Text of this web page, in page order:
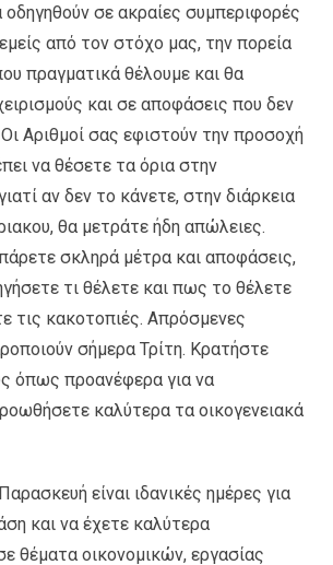
σε ακραίες συμπεριφορές
από τον στόχο μας, την πορεία
πραγματικά θέλουμε και θα
και σε αποφάσεις που δεν
Αριθμοί σας εφιστούν την προσοχή
να θέσετε τα όρια στην
αν δεν το κάνετε, στην διάρκεια
θα μετράτε ήδη απώλειες.
σκληρά μέτρα και αποφάσεις,
τι θέλετε και πως το θέλετε
τις κακοτοπιές. Απρόσμενες
σήμερα Τρίτη. Κρατήστε
όπως προανέφερα για να
καλύτερα τα οικογενειακά
είναι ιδανικές ημέρες για
και να έχετε καλύτερα
θέματα οικονομικών, εργασίας